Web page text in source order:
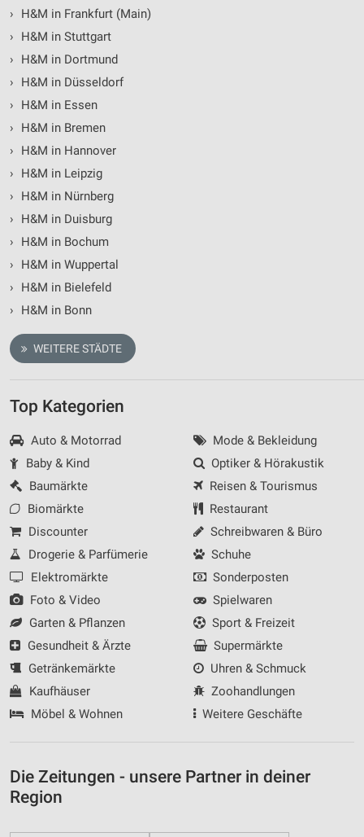
›
H&M in Frankfurt (Main)
›
H&M in Stuttgart
›
H&M in Dortmund
›
H&M in Düsseldorf
›
H&M in Essen
›
H&M in Bremen
›
H&M in Hannover
›
H&M in Leipzig
›
H&M in Nürnberg
›
H&M in Duisburg
›
H&M in Bochum
›
H&M in Wuppertal
›
H&M in Bielefeld
›
H&M in Bonn
WEITERE STÄDTE
Top Kategorien
Auto & Motorrad
Baby & Kind
Baumärkte
Biomärkte
Discounter
Drogerie & Parfümerie
Elektromärkte
Foto & Video
Garten & Pflanzen
Gesundheit & Ärzte
Getränkemärkte
Kaufhäuser
Möbel & Wohnen
Mode & Bekleidung
Optiker & Hörakustik
Reisen & Tourismus
Restaurant
Schreibwaren & Büro
Schuhe
Sonderposten
Spielwaren
Sport & Freizeit
Supermärkte
Uhren & Schmuck
Zoohandlungen
Weitere Geschäfte
Die Zeitungen - unsere Partner in deiner
Region